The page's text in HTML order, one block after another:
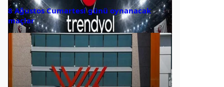
8 Ağustos Cumartesi günü oynanacak
maçlar